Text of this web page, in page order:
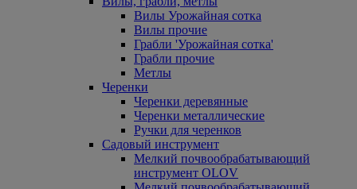
Вилы Урожайная сотка
Вилы прочие
Грабли 'Урожайная сотка'
Грабли прочие
Метлы
Черенки
Черенки деревянные
Черенки металлические
Ручки для черенков
Садовый инструмент
Мелкий почвообрабатывающий
инструмент OLOV